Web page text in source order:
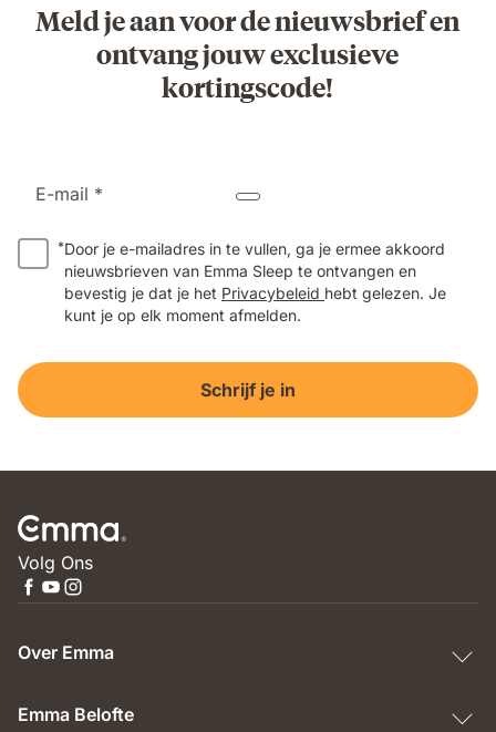
Meld je aan voor de nieuwsbrief en
ontvang jouw exclusieve
kortingscode!
E-mail *
*Door je e-mailadres in te vullen, ga je ermee akkoord
nieuwsbrieven van Emma Sleep te ontvangen en
bevestig je dat je het Privacybeleid hebt gelezen. Je
kunt je op elk moment afmelden.
Schrijf je in
Volg Ons
Over Emma
Emma Belofte